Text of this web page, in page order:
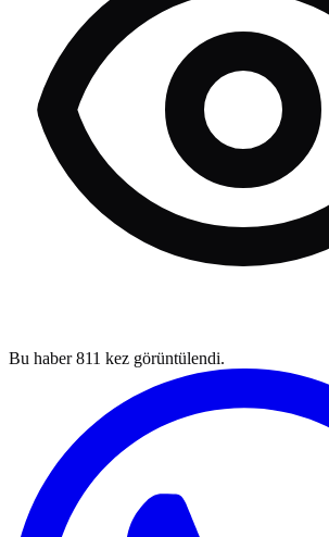
Bu haber811 kez görüntülendi.